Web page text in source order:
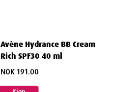
Avène Hydrance BB Cream
Rich SPF30 40 ml
NOK 191.00